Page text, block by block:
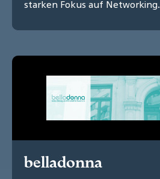
starken Fokus auf Networking.
belladonna